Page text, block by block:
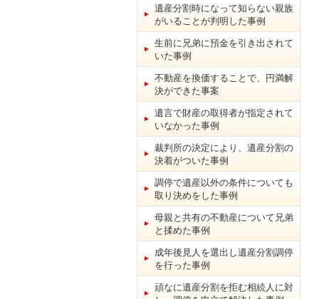
遺産分割時になって知らない親族
がいることが判明した事例
生前に兄弟に預金を引き出されて
いた事例
不動産を換価することで、円満解
決ができた事案
遺言で財産の取得者が指定されて
いなかった事例
裁判所の決定により、遺産分割の
決着がついた事例
調停で遺産以外の条件についても
取り決めをした事例
母親と共有の不動産について兄弟
と揉めた事例
成年後見人を選出し遺産分割調停
を行った事例
頑なに遺産分割を拒む相続人に対